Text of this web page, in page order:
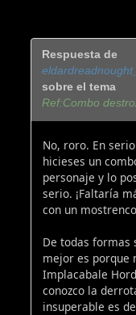
Respuesta de
sobre el tema
Ref:Combo
No, roro. En
hicieses un
personaje y lo
serio. ¡Faltaría
con un
De todas formas
mejor es porque
Implacabale
conozco la
insuperable es